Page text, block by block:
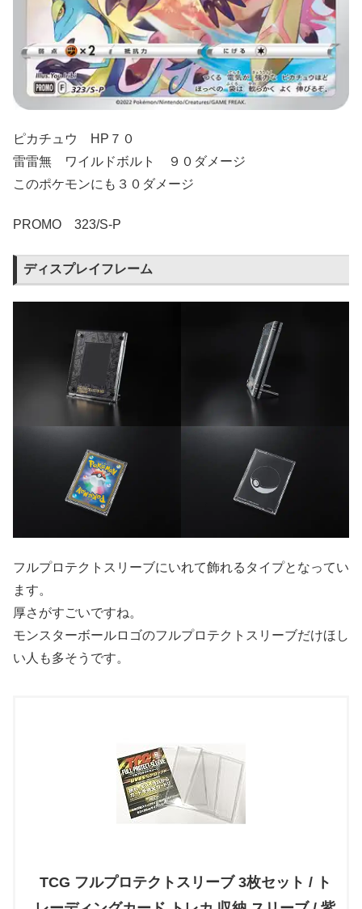
ピカチュウ HP７０
雷雷無 ワイルドボルト ９０ダメージ
このポケモンにも３０ダメージ
PROMO 323/S-P
ディスプレイフレーム
フルプロテクトスリーブにいれて飾れるタイプとなってい
ます。
厚さがすごいですね。
モンスターボールロゴのフルプロテクトスリーブだけほし
い人も多そうです。
TCG フルプロテクトスリーブ 3枚セット / ト